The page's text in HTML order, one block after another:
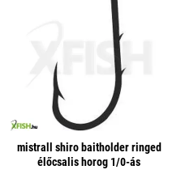
mistrall shiro baitholder ringed
élőcsalis horog 1/0-ás